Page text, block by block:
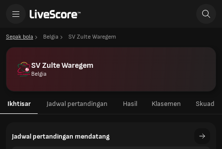
Sepak bola Belgia SV Zulte Waregem
SV Zulte Waregem
Belgia
Ikhtisar Jadwal pertandingan Hasil Klasemen Skuad
Jadwal pertandingan mendatang